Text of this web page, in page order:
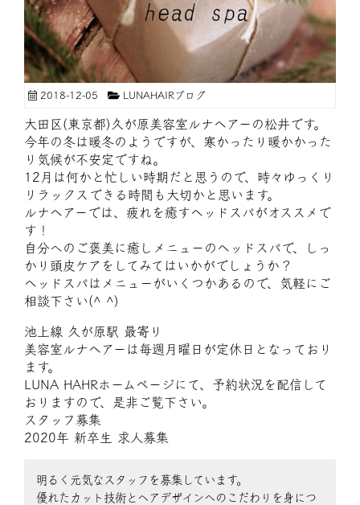
2018-12-05 LUNAHAIRブログ
大田区(東京都)久が原美容室ルナヘアーの松井です。
今年の冬は暖冬のようですが、寒かったり暖かかった
り気候が不安定ですね。
12月は何かと忙しい時期だと思うので、時々ゆっくり
リラックスできる時間も大切かと思います。
ルナヘアーでは、疲れを癒すヘッドスパがオススメで
す！
自分へのご褒美に癒しメニューのヘッドスパで、しっ
かり頭皮ケアをしてみてはいかがでしょうか？
ヘッドスパはメニューがいくつかあるので、気軽にご
相談下さい(^ ^)
池上線 久が原駅 最寄り
美容室ルナヘアーは毎週月曜日が定休日となっており
ます。
LUNA HAHRホームページにて、予約状況を配信して
おりますので、是非ご覧下さい。
スタッフ募集
2020年 新卒生 求人募集
明るく元気なスタッフを募集しています。
優れたカット技術とヘアデザインへのこだわりを身につ